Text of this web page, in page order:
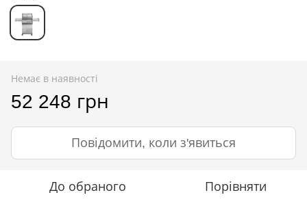
Немає в наявності
52 248 грн
Повідомити, коли з'явиться
До обраного Порівняти